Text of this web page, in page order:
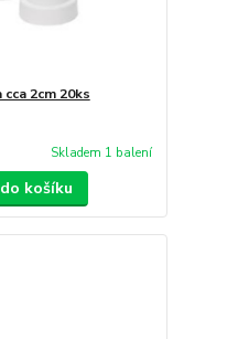
2cm 20ks
Skladem 1 balení
košíku